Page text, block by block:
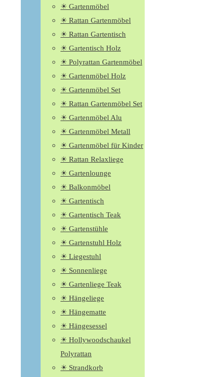
☀ Gartenmöbel
☀ Rattan Gartenmöbel
☀ Rattan Gartentisch
☀ Gartentisch Holz
☀ Polyrattan Gartenmöbel
☀ Gartenmöbel Holz
☀ Gartenmöbel Set
☀ Rattan Gartenmöbel Set
☀ Gartenmöbel Alu
☀ Gartenmöbel Metall
☀ Gartenmöbel für Kinder
☀ Rattan Relaxliege
☀ Gartenlounge
☀ Balkonmöbel
☀ Gartentisch
☀ Gartentisch Teak
☀ Gartenstühle
☀ Gartenstuhl Holz
☀ Liegestuhl
☀ Sonnenliege
☀ Gartenliege Teak
☀ Hängeliege
☀ Hängematte
☀ Hängesessel
☀ Hollywoodschaukel
Polyrattan
☀ Strandkorb